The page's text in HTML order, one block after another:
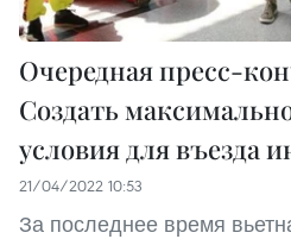
Очередная пресс-
Создать
условия для въезда
21/04/2022 10:53
За последнее время